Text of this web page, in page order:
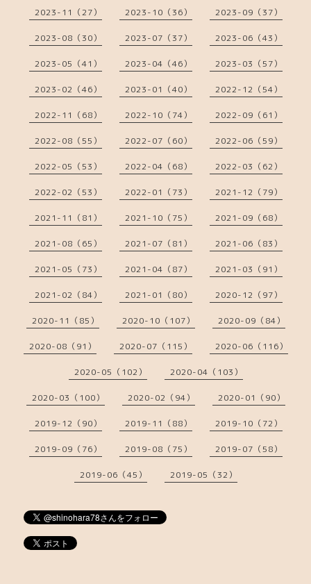
2023-11（27） 2023-10（36） 2023-09（37）
2023-08（30） 2023-07（37） 2023-06（43）
2023-05（41） 2023-04（46） 2023-03（57）
2023-02（46） 2023-01（40） 2022-12（54）
2022-11（68） 2022-10（74） 2022-09（61）
2022-08（55） 2022-07（60） 2022-06（59）
2022-05（53） 2022-04（68） 2022-03（62）
2022-02（53） 2022-01（73） 2021-12（79）
2021-11（81） 2021-10（75） 2021-09（68）
2021-08（65） 2021-07（81） 2021-06（83）
2021-05（73） 2021-04（87） 2021-03（91）
2021-02（84） 2021-01（80） 2020-12（97）
2020-11（85） 2020-10（107） 2020-09（84）
2020-08（91） 2020-07（115） 2020-06（116）
2020-05（102） 2020-04（103）
2020-03（100） 2020-02（94） 2020-01（90）
2019-12（90） 2019-11（88） 2019-10（72）
2019-09（76） 2019-08（75） 2019-07（58）
2019-06（45） 2019-05（32）